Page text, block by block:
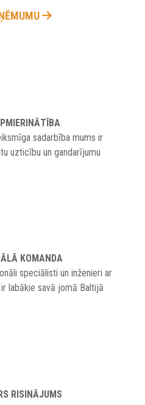
sadarbība mums ir
uzticību un gandarījumu
KOMANDA
speciālisti un inženieri ar
labākie savā jomā Baltijā
RISINĀJUMS